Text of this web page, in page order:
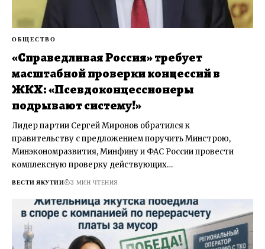
ОБЩЕСТВО
«Справедливая Россия» требует
масштабной проверки концессий в
ЖКХ: «Псевдоконцессионеры
подрывают систему!»
Лидер партии Сергей Миронов обратился к
правительству с предложением поручить Минстрою,
Минэкономразвития, Минфину и ФАС России провести
комплексную проверку действующих…
ВЕСТИ ЯКУТИИ 3 МИН ЧТЕНИЯ